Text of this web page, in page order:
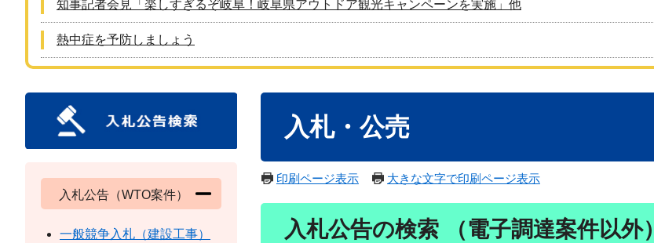
知事記者会見「楽しすぎるぞ岐阜！岐阜県アウトドア観光キャンペーンを実施」他
熱中症を予防しましょう
入札・公売
印刷ページ表示 大きな文字で印刷ページ表示
入札公告の検索 （電子調達案件以外）
入札公告（WTO案件）
一般競争入札（建設工事）